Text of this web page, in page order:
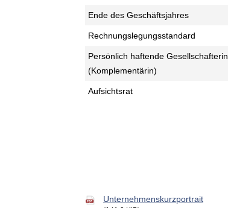
Ende des Geschäftsjahres
Rechnungslegungsstandard
Persönlich haftende Gesellschafterin
(Komplementärin)
Aufsichtsrat
Unternehmenskurzportrait